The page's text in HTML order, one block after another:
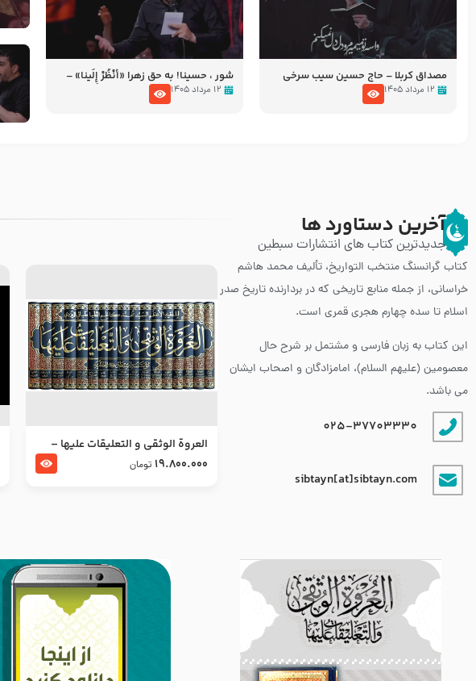
مصداق کربلا – حاج حسین سیب سرخی
۱۲ مرداد ۱۴۰۵
شور ، حسینا! به‌ حق زهرا «أُنْظُرْ إِلَینا» –
عزاداری شب هفتم ماه محرّم 1405
۱۲ مرداد ۱۴۰۵
آخرین دستاورد ها
جدیدترین کتاب های انتشارات سبطین
کتاب گرانسنگ منتخب التواريخ، تألیف محمد هاشم
خراسانی، از جمله منابع تاریخی که در بردارنده تاریخ صدر
اسلام تا سده چهارم هجری قمری است.
این کتاب به زبان فارسی و مشتمل بر شرح حال
معصومین (علیهم السلام)، امامزادگان و اصحاب ایشان
می باشد.
025-37703330
sibtayn[at]sibtayn.com
العروة الوثقى و التعليقات عليها –
طرح جدید
19.800.000 تومان